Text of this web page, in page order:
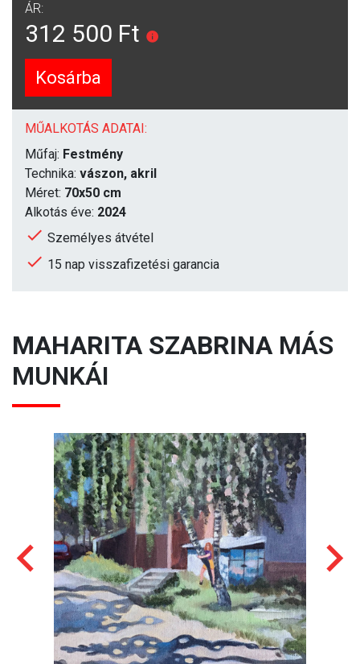
ÁR:
312 500 Ft
Kosárba
MŰALKOTÁS ADATAI:
Műfaj: Festmény
Technika: vászon, akril
Méret: 70x50 cm
Alkotás éve: 2024
Személyes átvétel
15 nap visszafizetési garancia
MAHARITA SZABRINA MÁS
MUNKÁI